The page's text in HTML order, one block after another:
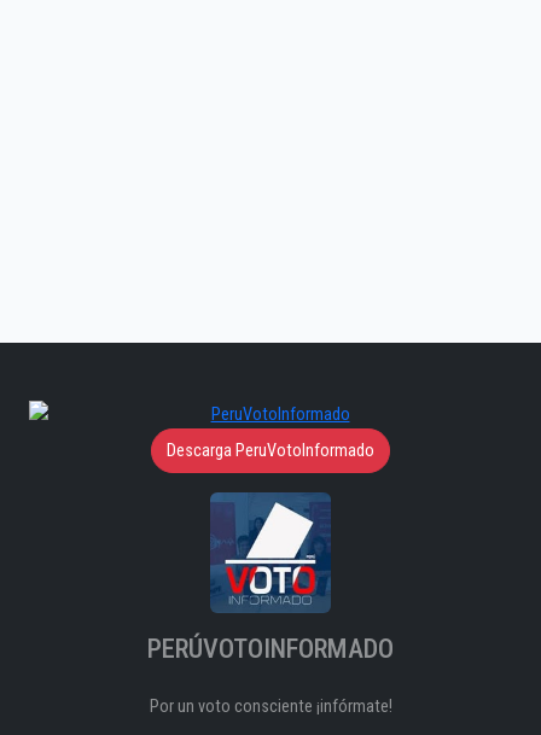
Descarga PeruVotoInformado
PERÚVOTOINFORMADO
Por un voto consciente ¡infórmate!